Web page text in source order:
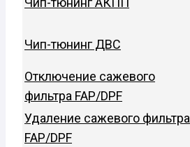
Чип-тюнинг ДВС
Отключение сажевого
фильтра FAP/DPF
Удаление сажевого фильтра
FAP/DPF